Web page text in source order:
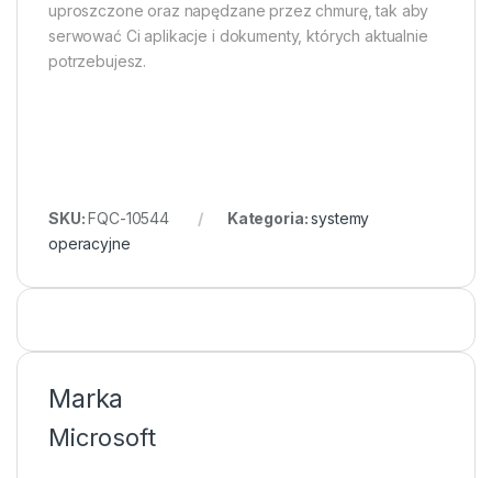
uproszczone oraz napędzane przez chmurę, tak aby
serwować Ci aplikacje i dokumenty, których aktualnie
potrzebujesz.
SKU:FQC-10544 Kategoria:systemy
operacyjne
Marka
Microsoft